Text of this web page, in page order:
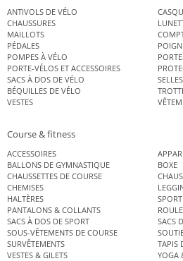
ANTIVOLS DE VÉLO
CHAUSSURES
MAILLOTS
PÉDALES
POMPES À VÉLO
PORTE-VÉLOS ET ACCESSOIRES
SACS À DOS DE VÉLO
SELLES
BÉQUILLES DE VÉLO
VESTES
Course & fitness
ACCESSOIRES
BALLONS DE GYMNASTIQUE
BOXE
CHAUSSETTES DE COURSE
CHEMISES
HALTÈRES
PANTALONS & COLLANTS
SACS À DOS DE SPORT
SACS
SOUS-VÊTEMENTS DE COURSE
SURVÊTEMENTS
TAPIS
VESTES & GILETS
YOGA